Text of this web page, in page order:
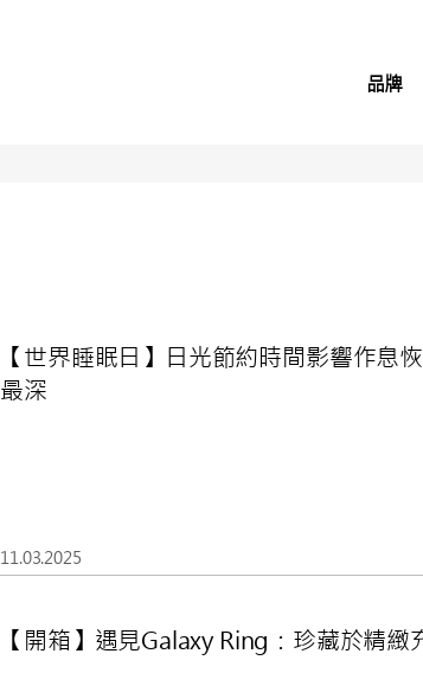
品牌
【世界睡眠日】日光節約時間影響作息
最深
11.03.2025
【開箱】遇見Galaxy Ring：珍藏於精